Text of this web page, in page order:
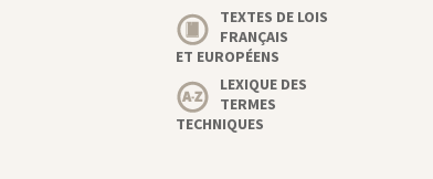
TEXTES DE LOIS
FRANÇAIS
ET EUROPÉENS
LEXIQUE DES
TERMES
TECHNIQUES